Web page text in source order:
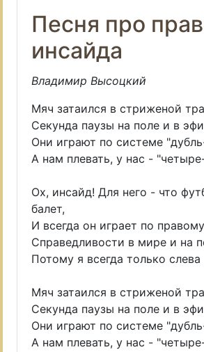
Песня про
инсайда
Владимир Высоцкий
Мяч затаился в стриженой
Секунда паузы на поле и в
Они играют по системе
А нам плевать, у нас -
Ох, инсайд! Для него - что
балет,
И всегда он играет по
Справедливости в мире и на
Потому я всегда только
Мяч затаился в стриженой
Секунда паузы на поле и в
Они играют по системе
А нам плевать, у нас -